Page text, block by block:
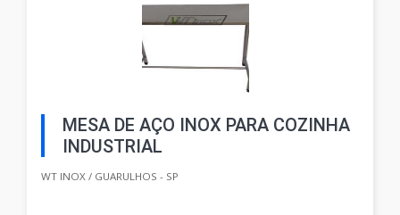
MESA DE AÇO INOX PARA COZINHA
INDUSTRIAL
WT INOX / GUARULHOS - SP